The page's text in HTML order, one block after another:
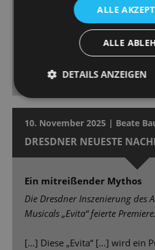
angemessen zu leiten - wenn
wird, leuchtet „Wein’ nicht um
strahlender Pracht mit
Ohrwurmgarantie. Die
angemessen.
10. November 2025 | Beate
DRESDNER NEUESTE
Ein mitreißender Mythos
Die Dresdner Inszenierung des
Musicals „Evita“ feierte Premiere.
[…] Diese „Evita“ […] wird ein
ALLE
ALLE
DETAILS ANZEIGEN